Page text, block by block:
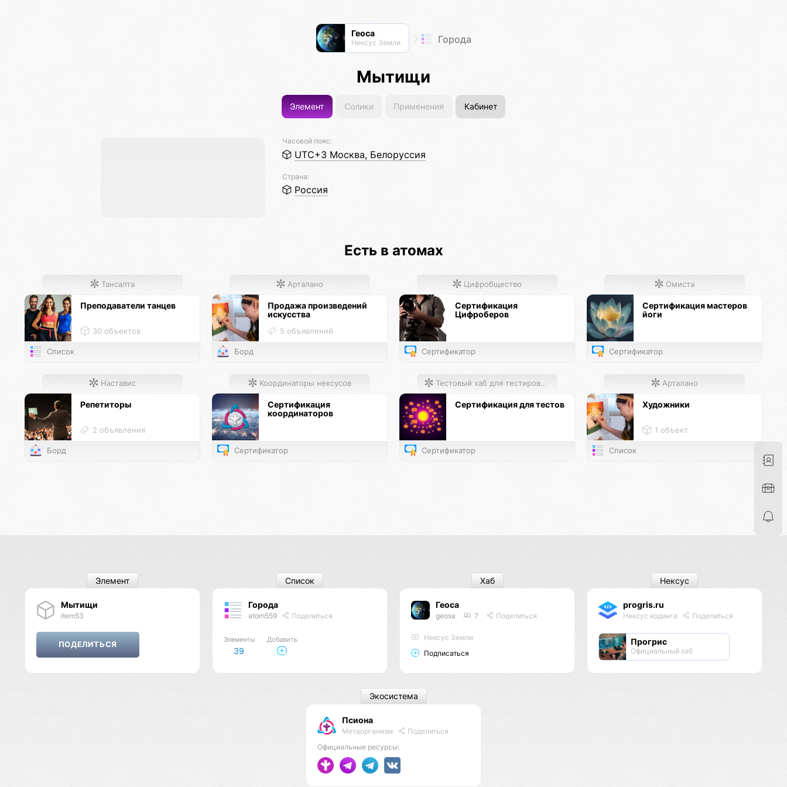
Геоса
Нексус Земли Города
Мытищи
Элемент Солики Применения Кабинет
Часовой пояс:
UTC+3 Москва, Белоруссия
Страна:
Россия
Есть в атомах
Тансалта
Преподаватели танцев
30 объектов
Список
Арталано
Продажа произведений
искусства
5 объявлений
Борд
Цифробщество
Сертификация
Цифроберов
Сертификатор
Омиста
Сертификация мастеров
йоги
Сертификатор
Наставис
Репетиторы
2 объявления
Борд
Координаторы нексусов
Сертификация
координаторов
Сертификатор
Тестовый хаб для тестирования хабов
Сертификация для тестов
Сертификатор
Арталано
Художники
1 объект
Список
Мытищи
item53
Элемент
Города
atom559 Поделиться
Элементы
39
Добавить
Список
Геоса
geosa 7 Поделиться
Нексус Земли
Подписаться
Хаб
progris.ru
Нексус кодинга Поделиться
Прогрис
Официальный хаб
Нексус
Псиона
Метаорганизм
Поделиться
Официальные ресурсы:
Экосистема